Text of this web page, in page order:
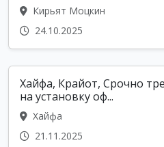
Кирьят Моцкин
24.10.2025
Хайфа, Крайот, Срочно
на установку оф...
Хайфа
21.11.2025